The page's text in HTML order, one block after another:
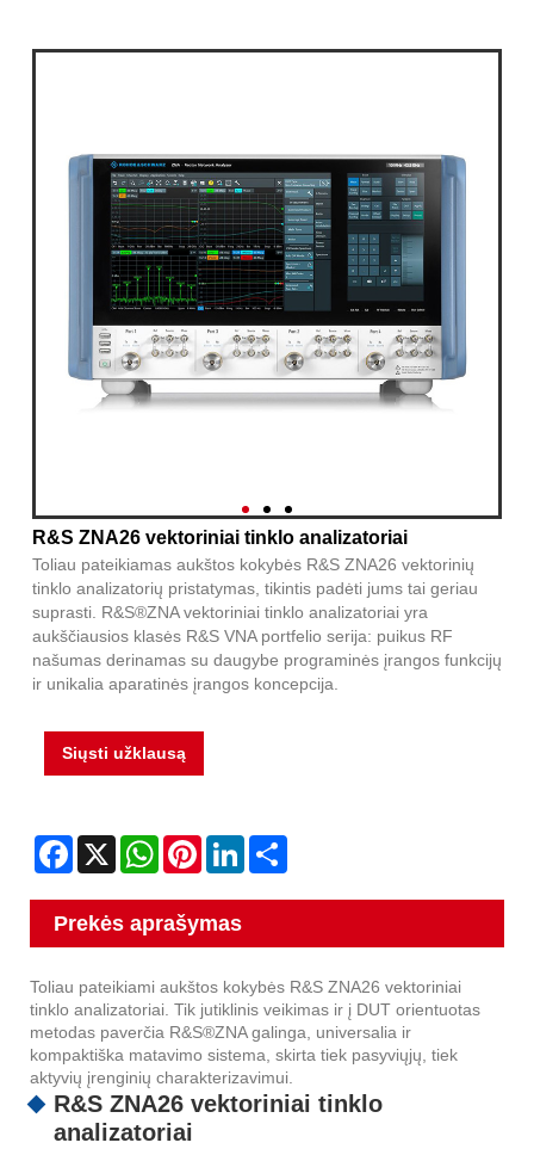
R&S ZNA26 vektoriniai tinklo analizatoriai
Toliau pateikiamas aukštos kokybės R&S ZNA26 vektorinių
tinklo analizatorių pristatymas, tikintis padėti jums tai geriau
suprasti. R&S®ZNA vektoriniai tinklo analizatoriai yra
aukščiausios klasės R&S VNA portfelio serija: puikus RF
našumas derinamas su daugybe programinės įrangos funkcijų
ir unikalia aparatinės įrangos koncepcija.
Siųsti užklausą
Facebook
X WhatsAppPinterestLinkedIn
Prekės aprašymas
Toliau pateikiami aukštos kokybės R&S ZNA26 vektoriniai
tinklo analizatoriai. Tik jutiklinis veikimas ir į DUT orientuotas
metodas paverčia R&S®ZNA galinga, universalia ir
kompaktiška matavimo sistema, skirta tiek pasyviųjų, tiek
aktyvių įrenginių charakterizavimui.
R&S ZNA26 vektoriniai tinklo
analizatoriai